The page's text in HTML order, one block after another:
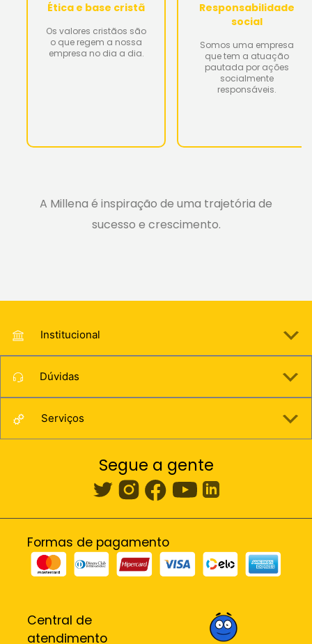
Ética e base cristã
Os valores cristãos são
o que regem a nossa
empresa no dia a dia.
Responsabilidade
social
Somos uma empresa
que tem a atuação
pautada por ações
socialmente
responsáveis.
A Millena é inspiração de uma trajetória de
sucesso e crescimento.
Institucional
Dúvidas
Serviços
Segue a gente
Formas de pagamento
Central de
atendimento